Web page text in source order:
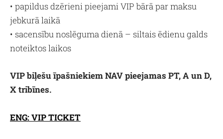
• papildus dzērieni pieejami VIP bārā par maksu
jebkurā laikā
• sacensību noslēguma dienā – siltais ēdienu galds
noteiktos laikos
VIP biļešu īpašniekiem NAV pieejamas PT, A un D,
X tribīnes.
ENG: VIP TICKET